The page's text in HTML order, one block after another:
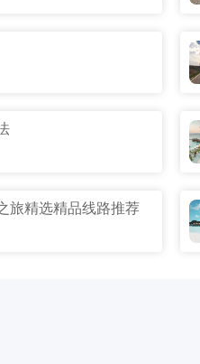
旅精选精品线路推荐